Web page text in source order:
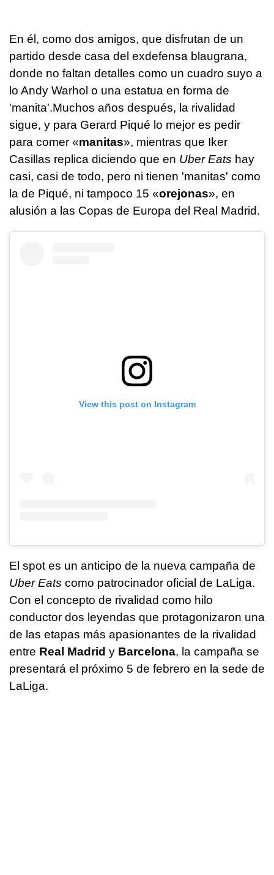
En él, como dos amigos, que disfrutan de un
partido desde casa del exdefensa blaugrana,
donde no faltan detalles como un cuadro suyo a
lo Andy Warhol o una estatua en forma de
'manita'.Muchos años después, la rivalidad
sigue, y para Gerard Piqué lo mejor es pedir
para comer «manitas», mientras que Iker
Casillas replica diciendo que en Uber Eats hay
casi, casi de todo, pero ni tienen 'manitas' como
la de Piqué, ni tampoco 15 «orejonas», en
alusión a las Copas de Europa del Real Madrid.
View this post on Instagram
El spot es un anticipo de la nueva campaña de
Uber Eats como patrocinador oficial de LaLiga.
Con el concepto de rivalidad como hilo
conductor dos leyendas que protagonizaron una
de las etapas más apasionantes de la rivalidad
entre Real Madrid y Barcelona, la campaña se
presentará el próximo 5 de febrero en la sede de
LaLiga.